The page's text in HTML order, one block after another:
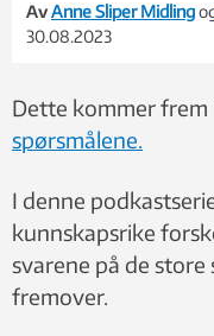
AvAnne Sliper Midling
30.08.2023
Dette kommer frem
spørsmålene.
I denne
kunnskapsrike
svarene på de
fremover.